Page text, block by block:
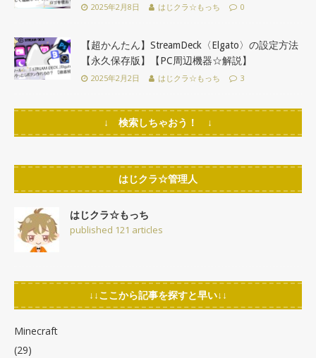
2025年2月8日 はじクラ☆もっち 0
【超かんたん】StreamDeck〈Elgato〉の設定方法
【永久保存版】【PC周辺機器☆解説】
2025年2月2日 はじクラ☆もっち 3
↓ 検索しちゃおう！ ↓
はじクラ☆管理人
はじクラ☆もっち
published 121 articles
↓↓ここから記事を探すと早い↓↓
Minecraft
(29)